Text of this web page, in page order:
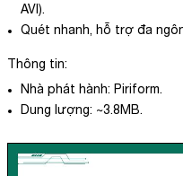
AVI).
Quét nhanh, hỗ trợ đa
Thông tin:
Nhà phát hành: Piriform.
Dung lượng: ~3.8MB.